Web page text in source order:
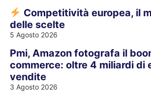
Competitività europea, il
delle scelte
5 Agosto 2026
Pmi, Amazon fotografa il
commerce: oltre 4 miliardi di
vendite
3 Agosto 2026